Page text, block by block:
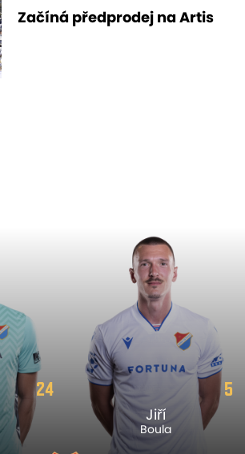
Začíná předprodej na Artis
24 5
Jiří
Boula